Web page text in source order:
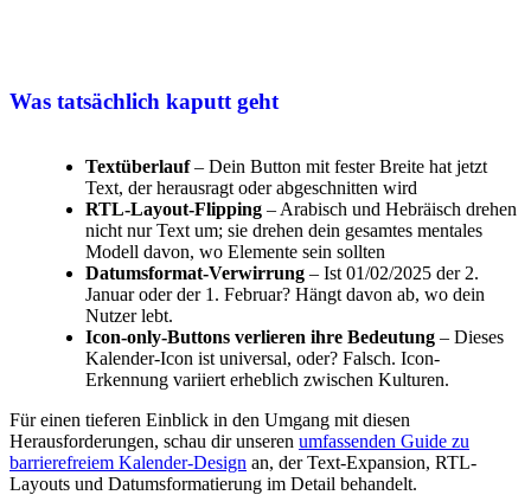
Was tatsächlich kaputt geht
Textüberlauf– Dein Button mit fester Breite hat jetzt
Text, der herausragt oder abgeschnitten wird
RTL-Layout-Flipping – Arabisch und Hebräisch drehen
nicht nur Text um; sie drehen dein gesamtes mentales
Modell davon, wo Elemente sein sollten
Datumsformat-Verwirrung – Ist 01/02/2025 der 2.
Januar oder der 1. Februar? Hängt davon ab, wo dein
Nutzer lebt.
Icon-only-Buttons verlieren ihre Bedeutung – Dieses
Kalender-Icon ist universal, oder? Falsch. Icon-
Erkennung variiert erheblich zwischen Kulturen.
Für einen tieferen Einblick in den Umgang mit diesen
Herausforderungen, schau dir unseren umfassenden Guide zu
barrierefreiem Kalender-Design an, der Text-Expansion, RTL-
Layouts und Datumsformatierung im Detail behandelt.